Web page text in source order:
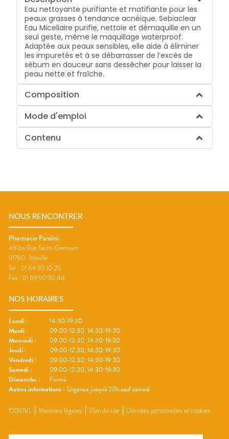
Eau nettoyante purifiante et matifiante pour les
peaux grasses à tendance acnéique. Sebiaclear
Eau Micellaire purifie, nettoie et démaquille en un
seul geste, même le maquillage waterproof.
Adaptée aux peaux sensibles, elle aide à éliminer
les impuretés et à se débarrasser de l’excès de
sébum en douceur sans dessécher pour laisser la
peau nette et fraîche.
Composition
Mode d'emploi
Contenu
NOUS RENCONTRER
Pharmacie Parolini
48 bis Rue Saint-Germain
91760 Itteville
Tel : 01 64 93 10 25
Fax : 01 69 90 90 48
NOS HORAIRES
Lundi :
14:30-19:30
Mardi :
09:00-12:30, 14:30-19:30
Mercredi :
09:00-12:30, 14:30-19:30
Jeudi :
09:00-12:30, 14:30-19:30
Vendredi :
09:00-12:30, 14:30-19:30
Samedi :
09:00-12:30, 14:30-19:30
Dimanche :
Fermé
Autres informations : Urgence jusqu'à 20h sauf samedi
CGUVL Mentions légales Plan du site Données personnelles et cookies